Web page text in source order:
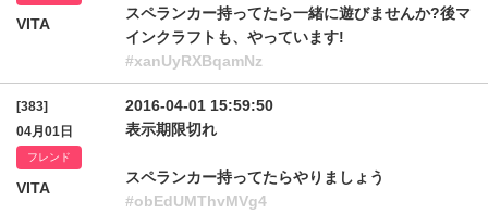
VITA
スペランカー持ってたら一緒に遊びませんか?後マ
インクラフトも、やっています!
#xanUyRXBqamNz
[383]
04月01日
フレンド
VITA
2016-04-01 15:59:50
表示期限切れ
スペランカー持ってたらやりましょう
#obEdUMThvMVg4